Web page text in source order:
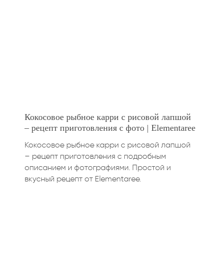
Кокосовое рыбное карри с рисовой лапшой
– рецепт приготовления с фото | Elementaree
Кокосовое рыбное карри с рисовой лапшой
– рецепт приготовления с подробным
описанием и фотографиями. Простой и
вкусный рецепт от Elementaree.